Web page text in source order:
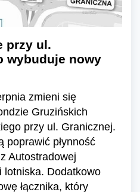
przy ul.
wybuduje nowy
zmieni się
Gruzińskich
przy ul. Granicznej.
poprawić płynność
Autostradowej
lotniska. Dodatkowo
łącznika, który